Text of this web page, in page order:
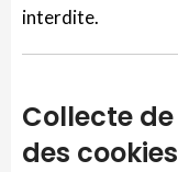
interdite.
Collecte
des cookies